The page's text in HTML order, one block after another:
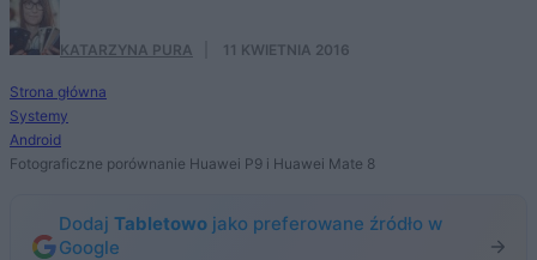
KATARZYNA PURA 11 KWIETNIA 2016
Strona główna
Systemy
Android
Fotograficzne porównanie Huawei P9 i Huawei Mate 8
Dodaj Tabletowo jako preferowane źródło w
Google